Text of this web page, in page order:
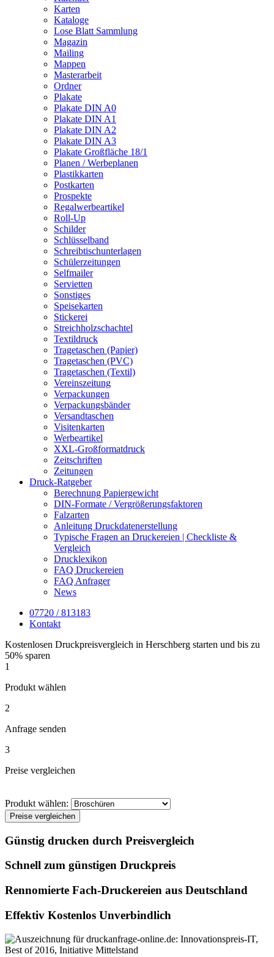
Karten
Kataloge
Lose Blatt Sammlung
Magazin
Mailing
Mappen
Masterarbeit
Ordner
Plakate
Plakate DIN A0
Plakate DIN A1
Plakate DIN A2
Plakate DIN A3
Plakate Großfläche 18/1
Planen / Werbeplanen
Plastikkarten
Postkarten
Prospekte
Regalwerbeartikel
Roll-Up
Schilder
Schlüsselband
Schreibtischunterlagen
Schülerzeitungen
Selfmailer
Servietten
Sonstiges
Speisekarten
Stickerei
Streichholzschachtel
Textildruck
Tragetaschen (Papier)
Tragetaschen (PVC)
Tragetaschen (Textil)
Vereinszeitung
Verpackungen
Verpackungsbänder
Versandtaschen
Visitenkarten
Werbeartikel
XXL-Großformatdruck
Zeitschriften
Zeitungen
Druck-Ratgeber
Berechnung Papiergewicht
DIN-Formate / Vergrößerungsfaktoren
Falzarten
Anleitung Druckdatenerstellung
Typische Fragen an Druckereien | Checkliste &
Vergleich
Drucklexikon
FAQ Druckereien
FAQ Anfrager
News
07720 / 813183
Kontakt
Kostenlosen Druckpreisvergleich in Herschberg starten und bis zu
50% sparen
1
Produkt wählen
2
Anfrage senden
3
Preise vergleichen
Produkt wählen:
Preise vergleichen
Günstig drucken durch Preisvergleich
Schnell zum günstigen Druckpreis
Rennomierte Fach-Druckereien aus Deutschland
Effektiv Kostenlos Unverbindlich